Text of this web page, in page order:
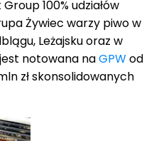
100% udziałów
Żywiec warzy piwo w
Leżajsku oraz w
jest notowana naGPWod
zł skonsolidowanych